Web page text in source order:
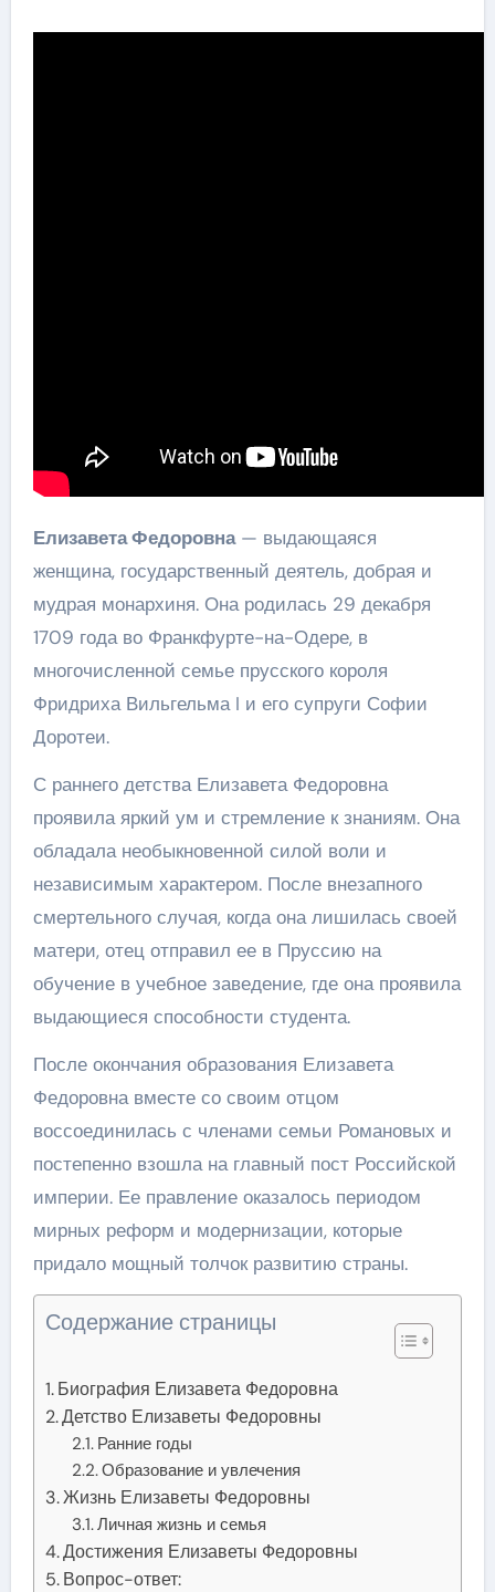
Елизавета Федоровна— выдающаяся
женщина, государственный деятель, добрая и
мудрая монархиня. Она родилась 29 декабря
1709 года во Франкфурте-на-Одере, в
многочисленной семье прусского короля
Фридриха Вильгельма I и его супруги Софии
Доротеи.
С раннего детства Елизавета Федоровна
проявила яркий ум и стремление к знаниям. Она
обладала необыкновенной силой воли и
независимым характером. После внезапного
смертельного случая, когда она лишилась своей
матери, отец отправил ее в Пруссию на
обучение в учебное заведение, где она проявила
выдающиеся способности студента.
После окончания образования Елизавета
Федоровна вместе со своим отцом
воссоединилась с членами семьи Романовых и
постепенно взошла на главный пост Российской
империи. Ее правление оказалось периодом
мирных реформ и модернизации, которые
придало мощный толчок развитию страны.
Содержание страницы
Биография Елизавета Федоровна
Детство Елизаветы Федоровны
Ранние годы
Образование и увлечения
Жизнь Елизаветы Федоровны
Личная жизнь и семья
Достижения Елизаветы Федоровны
Вопрос-ответ: